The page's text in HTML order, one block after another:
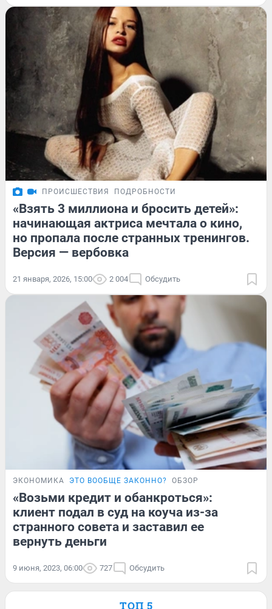
ПРОИСШЕСТВИЯ ПОДРОБНОСТИ
«Взять 3 миллиона и бросить детей»:
начинающая актриса мечтала о кино,
но пропала после странных тренингов.
Версия — вербовка
21 января, 2026, 15:00 2 004 Обсудить
ЭКОНОМИКА ЭТО ВООБЩЕ ЗАКОННО? ОБЗОР
«Возьми кредит и обанкроться»:
клиент подал в суд на коуча из-за
странного совета и заставил ее
вернуть деньги
9 июня, 2023, 06:00 727 Обсудить
ТОП 5